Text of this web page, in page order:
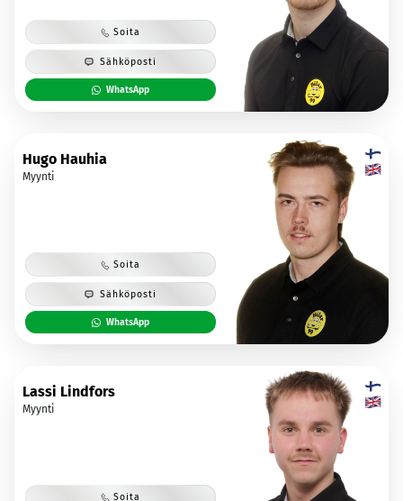
Soita
Sähköposti
WhatsApp
Hugo Hauhia
Myynti
Soita
Sähköposti
WhatsApp
Lassi Lindfors
Myynti
Soita